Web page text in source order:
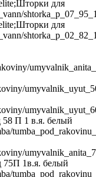
для
для
58 П 1 в.я. белый
75П 1в.я. белый